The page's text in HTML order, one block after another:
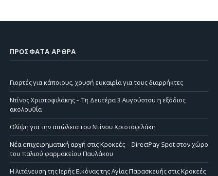
ΠΡΌΣΦΑΤΑ ΆΡΘΡΑ
Γιορτές για κάποιους, χρυσή ευκαιρία για τους διαρρήκτες
Ντίνος Χριστοφιλάκης – Τη Δευτέρα 3 Αυγούστου η εξόδιος
ακολουθία
Θλίψη για την απώλεια του Ντίνου Χριστοφιλάκη
Νέα επιχειρηματική αρχή στις Κροκεές – DirectPay Spot στον χώρο
του παλιού φαρμακείου Παυλάκου
Η λιτάνευση της Ιερής Εικόνας της Αγίας Παρασκευής στις Κροκεές